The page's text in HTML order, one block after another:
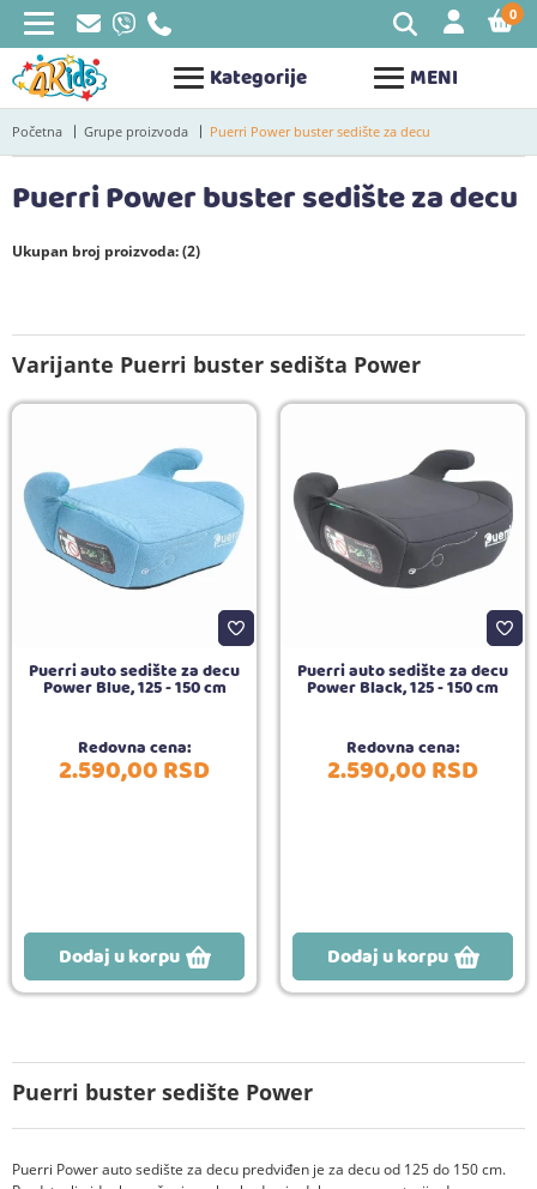
Kategorije MENI
0
Početna Grupe proizvoda Puerri Power buster sedište za decu
Puerri Power buster sedište za decu
Ukupan broj proizvoda: (2)
Varijante Puerri buster sedišta Power
Puerri auto sedište za decu
Power Blue, 125 - 150 cm
Redovna cena:
2.590,00RSD
Dodaj u korpu
Puerri auto sedište za decu
Power Black, 125 - 150 cm
Redovna cena:
2.590,00RSD
Dodaj u korpu
Puerri buster sedište Power
Puerri Power auto sedište za decu predviđen je za decu od 125 do 150 cm.